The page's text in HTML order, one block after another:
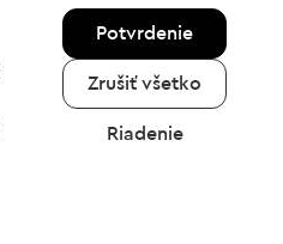
Potvrdenie
Zrušiť všetko
Riadenie